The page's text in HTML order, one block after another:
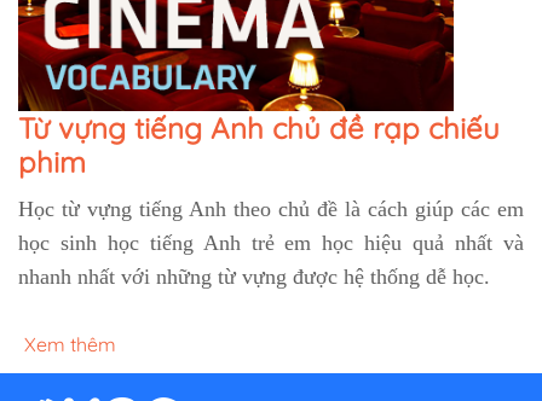
Từ vựng tiếng Anh chủ đề rạp chiếu
phim
Học từ vựng tiếng Anh theo chủ đề là cách giúp các em
học sinh học tiếng Anh trẻ em học hiệu quả nhất và
nhanh nhất với những từ vựng được hệ thống dễ học.
Xem thêm